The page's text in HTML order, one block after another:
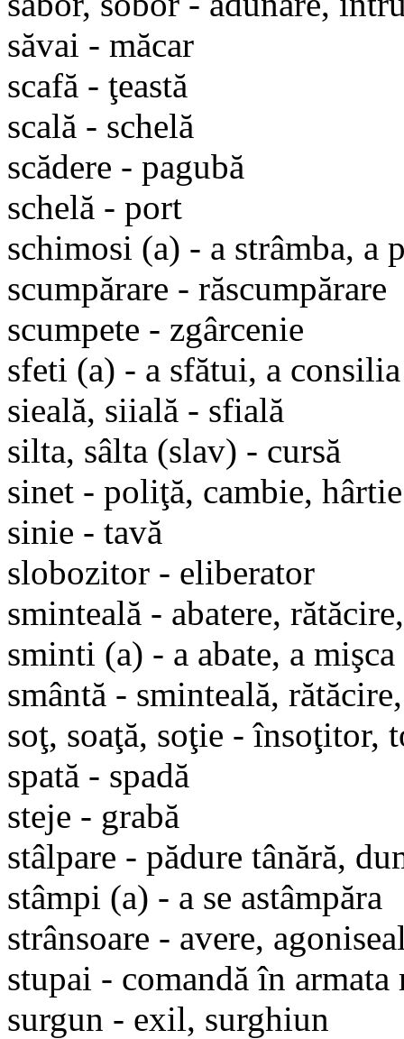
săvai - măcar
scafă - ţeastă
scală - schelă
scădere - pagubă
schelă - port
schimosi (a) - a strâmba, a
scumpărare - răscumpărare
scumpete - zgârcenie
sfeti (a) - a sfătui, a consilia
sieală, siială - sfială
silta, sâlta (slav) - cursă
sinet - poliţă, cambie,
sinie - tavă
slobozitor - eliberator
sminteală - abatere,
sminti (a) - a abate, a
smântă - sminteală,
soţ, soaţă, soţie - însoţitor,
spată - spadă
steje - grabă
stâlpare - pădure tânără,
stâmpi (a) - a se astâmpăra
strânsoare - avere,
stupai - comandă în armata
surgun - exil, surghiun